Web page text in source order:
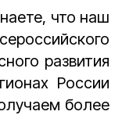
что наш
развития
России
более